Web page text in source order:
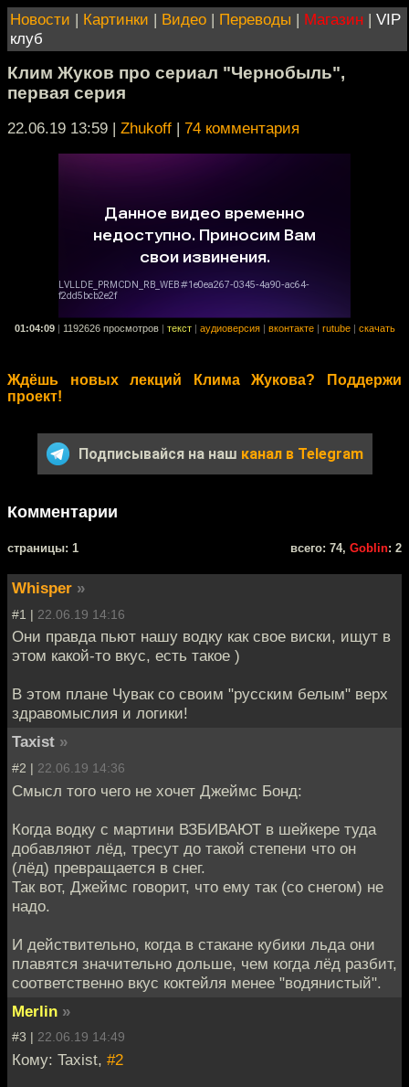
Новости | Картинки | Видео | Переводы | Магазин | VIP
клуб
Клим Жуков про сериал "Чернобыль",
первая серия
22.06.19 13:59 | Zhukoff | 74 комментария
01:04:09 1192626 просмотров текст аудиоверсия вконтакте rutube скачать
Ждёшь новых лекций Клима Жукова? Поддержи
проект!
Подписывайся на наш канал в Telegram
Комментарии
cтраницы: 1 всего: 74, Goblin: 2
Whisper »
#1 | 22.06.19 14:16
Они правда пьют нашу водку как свое виски, ищут в
этом какой-то вкус, есть такое )
В этом плане Чувак со своим "русским белым" верх
здравомыслия и логики!
Taxist »
#2 | 22.06.19 14:36
Смысл того чего не хочет Джеймс Бонд:
Когда водку с мартини ВЗБИВАЮТ в шейкере туда
добавляют лёд, тресут до такой степени что он
(лёд) превращается в снег.
Так вот, Джеймс говорит, что ему так (со снегом) не
надо.
И действительно, когда в стакане кубики льда они
плавятся значительно дольше, чем когда лёд разбит,
соответственно вкус коктейля менее "водянистый".
Merlin »
#3 | 22.06.19 14:49
Кому: Taxist, #2